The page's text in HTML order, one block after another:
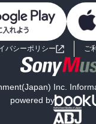
バシーポリシー ご
Inc.
powered by